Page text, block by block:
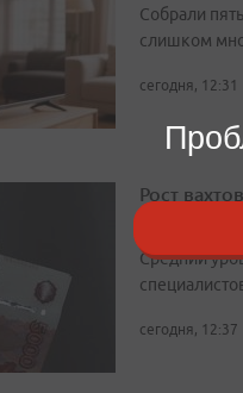
Собрали
слишком
сегодня, 12:31
Рост
Приморье
Средний
сегодня, 12:37